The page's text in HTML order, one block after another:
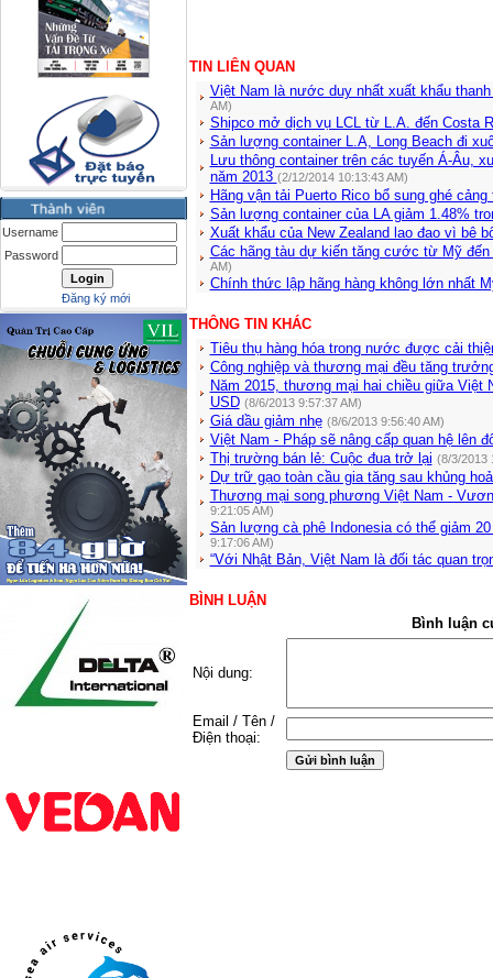
Username
Password
Đăng ký mới
TIN LIÊN QUAN
Việt Nam là nước duy nhất xuất khẩu
AM)
Shipco mở dịch vụ LCL từ L.A. đến Costa
Sản lượng container L.A, Long Beach đi
Lưu thông container trên các tuyến Á-Âu,
năm 2013 (2/12/2014 10:13:43 AM)
Hãng vận tải Puerto Rico bổ sung ghé
Sản lượng container của LA giảm 1.48%
Xuất khẩu của New Zealand lao đao vì bê
Các hãng tàu dự kiến tăng cước từ Mỹ
AM)
Chính thức lập hãng hàng không lớn nhất
THÔNG TIN KHÁC
Tiêu thụ hàng hóa trong nước được cải
Công nghiệp và thương mại đều tăng
Năm 2015, thương mại hai chiều giữa Việt
USD (8/6/2013 9:57:37 AM)
Giá dầu giảm nhẹ (8/6/2013 9:56:40 AM)
Việt Nam - Pháp sẽ nâng cấp quan hệ lên
Thị trường bán lẻ: Cuộc đua trở lại (8/3/2013
Dự trữ gạo toàn cầu gia tăng sau khủng
Thương mại song phương Việt Nam -
9:21:05 AM)
Sản lượng cà phê Indonesia có thể giảm
9:17:06 AM)
“Với Nhật Bản, Việt Nam là đối tác quan
BÌNH LUẬN
Bình luận
Nội dung:
Email / Tên /
Điện thoại: